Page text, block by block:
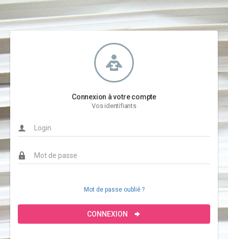
Connexion à votre compte
Vos identifiants
Mot de passe oublié ?
CONNEXION